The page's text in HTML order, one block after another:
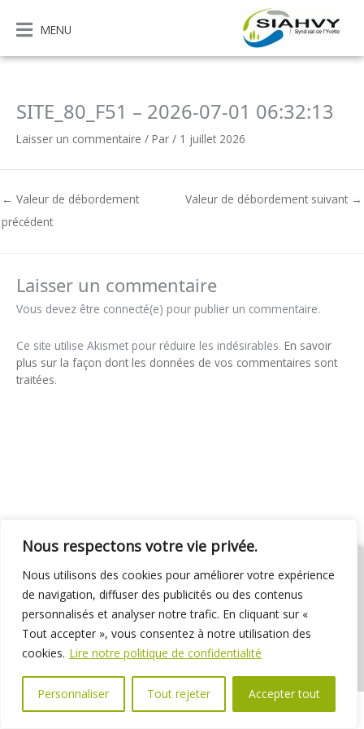
Nous respectons votre vie privée.
Nous utilisons des cookies pour améliorer votre expérience
de navigation, diffuser des publicités ou des contenus
personnalisés et analyser notre trafic. En cliquant sur «
Tout accepter », vous consentez à notre utilisation des
cookies. Lire notre politique de confidentialité
Personnaliser Tout rejeter Accepter tout
contenu
MENU
SITE_80_F51 – 2026-07-01 06:32:13
Laisser un commentaire / Par / 1 juillet 2026
← Valeur de débordement
précédent
Valeur de débordement suivant →
Laisser un commentaire
Vous devez être connecté(e) pour publier un commentaire.
Ce site utilise Akismet pour réduire les indésirables. En savoir
plus sur la façon dont les données de vos commentaires sont
traitées.
01 69 31 72 10 01 69 31 37 31
Nous contacter
Espace élus
Marchés publics Délibérations